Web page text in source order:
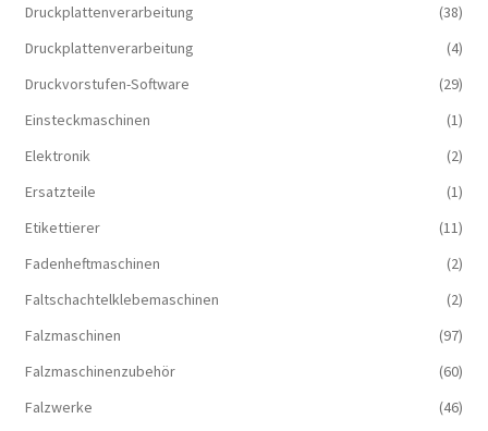
Druckplattenverarbeitung
(38)
Druckplattenverarbeitung
(4)
Druckvorstufen-Software
(29)
Einsteckmaschinen
(1)
Elektronik
(2)
Ersatzteile
(1)
Etikettierer
(11)
Fadenheftmaschinen
(2)
Faltschachtelklebemaschinen
(2)
Falzmaschinen
(97)
Falzmaschinenzubehör
(60)
Falzwerke
(46)